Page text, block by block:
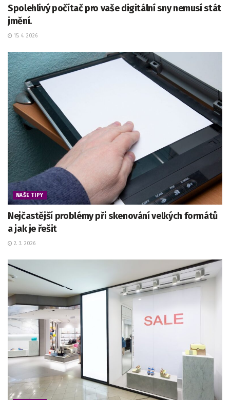
Spolehlivý počítač pro vaše digitální sny nemusí stát
jmění.
15. 4. 2026
NAŠE TIPY
Nejčastější problémy při skenování velkých formátů
a jak je řešit
2. 3. 2026